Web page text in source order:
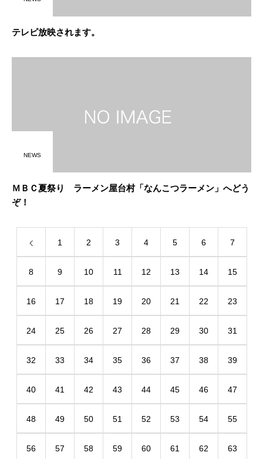
テレビ放映されます。
NEWS
ＭＢＣ夏祭り ラーメン屋台村「なんこつラーメン」へどう
ぞ！
1 2 3 4 5 6 7
8 9 10 11 12 13 14 15
16 17 18 19 20 21 22 23
24 25 26 27 28 29 30 31
32 33 34 35 36 37 38 39
40 41 42 43 44 45 46 47
48 49 50 51 52 53 54 55
56 57 58 59 60 61 62 63